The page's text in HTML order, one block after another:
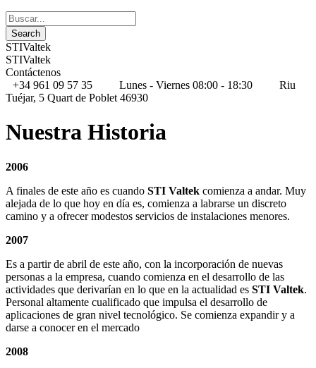
STIValtek
STIValtek
Contáctenos
+34 961 09 57 35
Lunes - Viernes 08:00 - 18:30
Riu
Tuéjar, 5 Quart de Poblet 46930
Nuestra Historia
2006
A finales de este año es cuando STI Valtek comienza a andar. Muy
alejada de lo que hoy en día es, comienza a labrarse un discreto
camino y a ofrecer modestos servicios de instalaciones menores.
2007
Es a partir de abril de este año, con la incorporación de nuevas
personas a la empresa, cuando comienza en el desarrollo de las
actividades que derivarían en lo que en la actualidad es STI Valtek.
Personal altamente cualificado que impulsa el desarrollo de
aplicaciones de gran nivel tecnológico. Se comienza expandir y a
darse a conocer en el mercado
2008